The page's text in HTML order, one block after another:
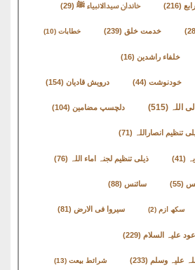
(216) خاندان سیدالانبیاء ﷺ (29)
خدمت خلق (239) خطابات (10)
خلفاء راشدین (16)
خودنوشت (44) درویش قادیان (154)
اللہ (515) دلچسپ مضامین (104)
تنظیم انصاراللہ (71)
(41) ذیلی تنظیم لجنہ اماء اللہ (76)
(55) سائنس (88)
سکھ ازم (2) سیروا فی الارض (81)
علیہ السلام (229)
علیہ وسلم (233) شرائط بیعت (13)